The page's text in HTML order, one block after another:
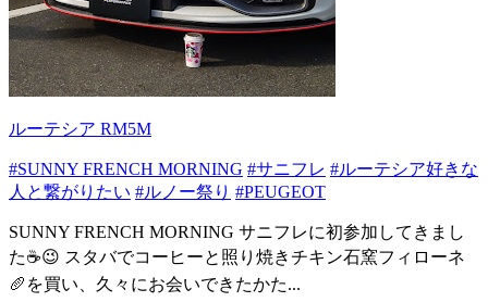
ルーテシア RM5M
#SUNNY FRENCH MORNING #サニフレ #ルーテシア好きな
人と繋がりたい #ルノー祭り #PEUGEOT
SUNNY FRENCH MORNING サニフレに初参加してきまし
た☕😉 スタバでコーヒーと照り焼きチキン石窯フィローネ
🥖を買い、久々にお会いできたかた...